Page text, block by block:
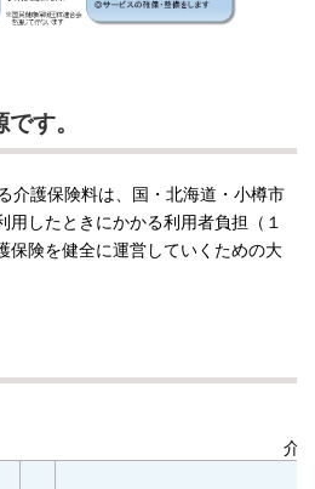
す。
介護保険料は、国・北海道・小樽市
したときにかかる利用者負担（１
保険を健全に運営していくための大
介